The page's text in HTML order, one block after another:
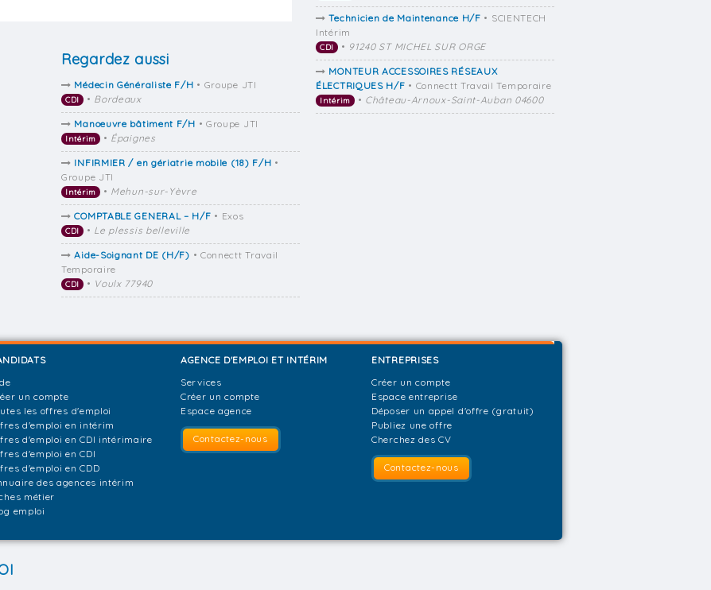
Technicien de Maintenance H/F • SCIENTECH
Intérim
CDI • 91240 ST MICHEL SUR ORGE
MONTEUR ACCESSOIRES RÉSEAUX
ÉLECTRIQUES H/F • Connectt Travail Temporaire
Intérim • Château-Arnoux-Saint-Auban 04600
Regardez aussi
Médecin Généraliste F/H • Groupe JTI
CDI • Bordeaux
Manoeuvre bâtiment F/H • Groupe JTI
Intérim • Épaignes
INFIRMIER / en gériatrie mobile (18) F/H •
Groupe JTI
Intérim • Mehun-sur-Yèvre
COMPTABLE GENERAL – H/F • Exos
CDI • Le plessis belleville
Aide-Soignant DE (H/F) • Connectt Travail
Temporaire
CDI • Voulx 77940
un compte
les offres d'emploi
d'emploi en intérim
d'emploi en CDI intérimaire
d'emploi en CDI
d'emploi en CDD
des agences intérim
métier
emploi
AGENCE D'EMPLOI ET INTÉRIM
Services
Créer un compte
Espace agence
Contactez-nous
ENTREPRISES
Créer un compte
Espace entreprise
Déposer un appel d'offre (gratuit)
Publiez une offre
Cherchez des CV
Contactez-nous